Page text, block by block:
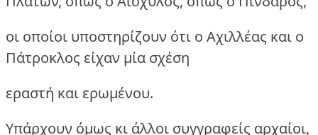
οι οποίοι υποστηρίζουν ότι ο Αχιλλέας και ο
Πάτροκλος είχαν μία σχέση
εραστή και ερωμένου.
Υπάρχουν όμως κι άλλοι συγγραφείς αρχαίοι,